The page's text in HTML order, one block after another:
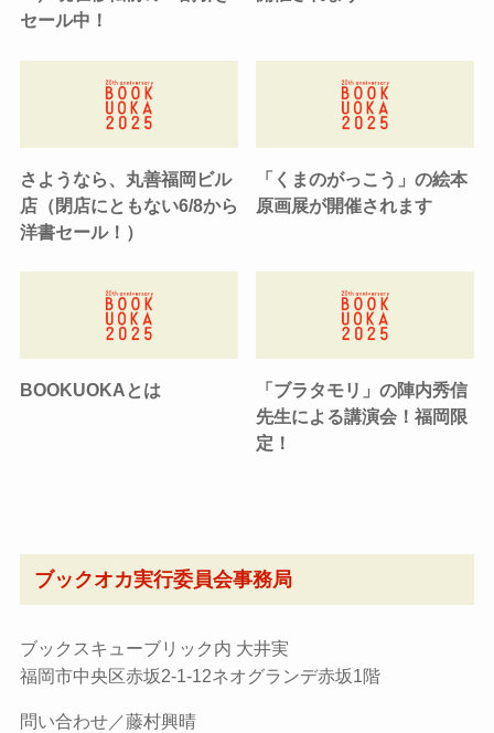
セール中！
さようなら、丸善福岡ビル
店（閉店にともない6/8から
洋書セール！）
「くまのがっこう」の絵本
原画展が開催されます
BOOKUOKAとは
「ブラタモリ」の陣内秀信
先生による講演会！福岡限
定！
ブックオカ実行委員会事務局
ブックスキューブリック内 大井実
福岡市中央区赤坂2-1-12ネオグランデ赤坂1階
問い合わせ／藤村興晴